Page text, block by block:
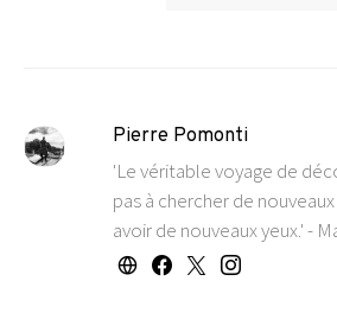
Pierre Pomonti
'Le véritable voyage de
pas à chercher de
avoir de nouveaux yeux.' -